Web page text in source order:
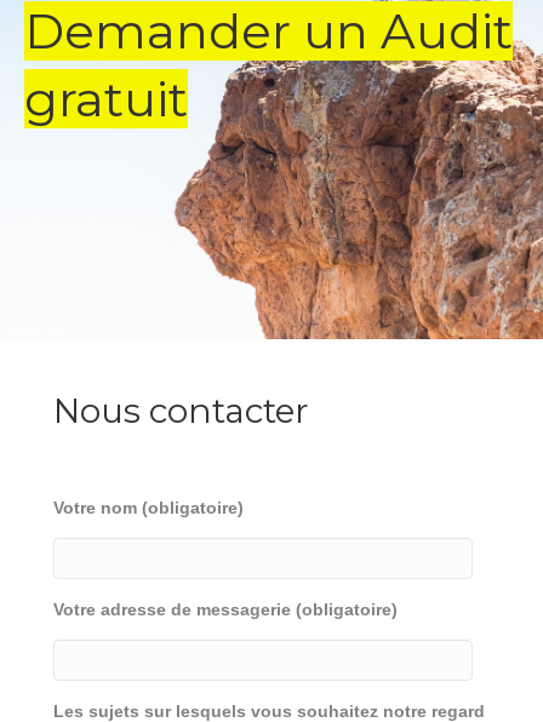
Demander un Audit
gratuit
Nous contacter
Votre nom (obligatoire)
Votre adresse de messagerie (obligatoire)
Les sujets sur lesquels vous souhaitez notre regard